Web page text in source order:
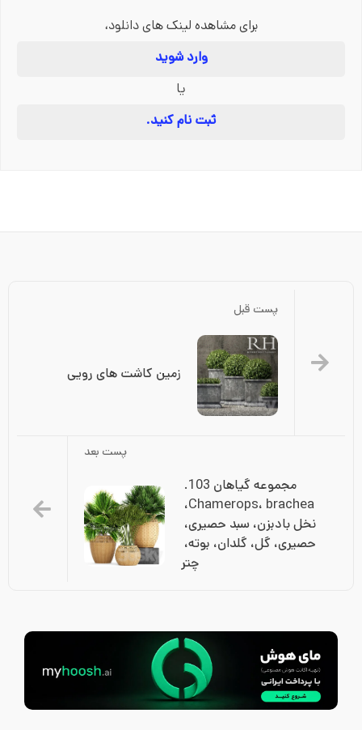
برای مشاهده لینک های دانلود،
وارد شوید
یا
ثبت نام کنید.
پست قبل
زمین کاشت های رویی
پست بعد
چتر